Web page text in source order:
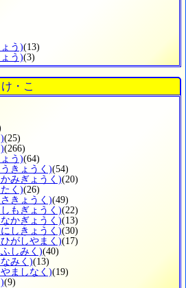
う)(13)
う)(3)
・こ
(25)
(266)
う)(64)
きょうく)(54)
みぎょうく)(20)
く)(26)
きょうく)(49)
もぎょうく)(22)
かぎょうく)(13)
しきょうく)(30)
がしやまく)(17)
しみく)(40)
みく)(13)
ましなく)(19)
(9)